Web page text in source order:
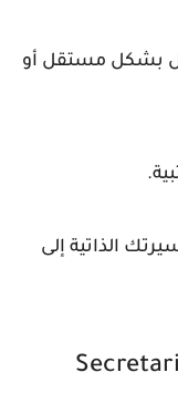
بشكل مستقل أو
الذاتية إلى